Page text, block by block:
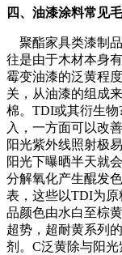
四、油漆涂料常见
聚酯家具类漆制
往是由于木材本身
霉变油漆的泛黄程
关，从油漆的组成
棉。TDI或其衍生物
入，一方面可以改
阳光紫外线照射极
阳光下曝晒半天就
分解氧化产生醌发
表，这些以TDI为
品颜色由水白至棕
超势，超耐黄系列
剂。C泛黄除与阳光